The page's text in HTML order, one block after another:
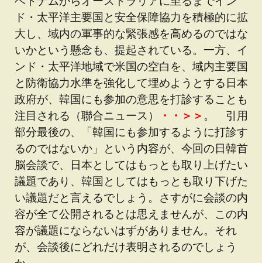
ド・太平洋主要国と安全保障協力を積極的に拡
大し、域内の軍事的な緊張感を高めるのではな
いかという懸念も、提起されている。一方、イ
ンド・太平洋地域で米国の空白を、域内主要国
と防衛協力水準を強化して埋めようとする日本
政府が、韓国にも参加の意思を打診することも
注目される（聯合ニュース）
・・＞＞ 。 引用
部分最後の、「韓国にも参加するように打診す
るのではないか」という内容が、今回の日韓首
脳会談で、日本としてはもっとも取り上げたい
議題であり、韓国としてはもっとも取り下げた
い議題だと言えるでしょう。さすがに会談の内
容が全て公開されるとは思えませんが、この内
容が議題にならないはずがありません。それ
が、会談後にどれだけ表明されるのでしょう